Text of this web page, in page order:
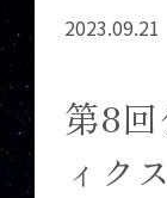
2023.09.21
第8
ィク